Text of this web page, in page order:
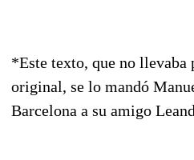
*Este texto, que no llevaba
original, se lo mandó
Barcelona a su amigo